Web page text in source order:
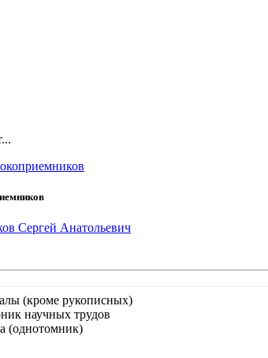
Сергей Анатольевич
(кроме рукописных)
научных трудов
(однотомник)